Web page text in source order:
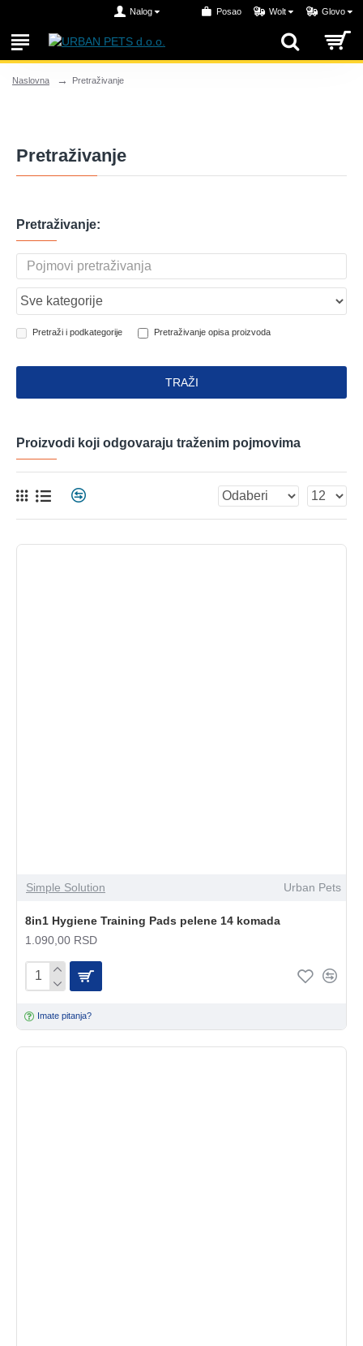
Nalog Posao Wolt Glovo
Naslovna Pretraživanje
Pretraživanje
Pretraživanje:
Pretraži i podkategorije Pretraživanje opisa proizvoda
TRAŽI
Proizvodi koji odgovaraju traženim pojmovima
Simple Solution Urban Pets
8in1 Hygiene Training Pads pelene 14 komada
1.090,00 RSD
Imate pitanja?